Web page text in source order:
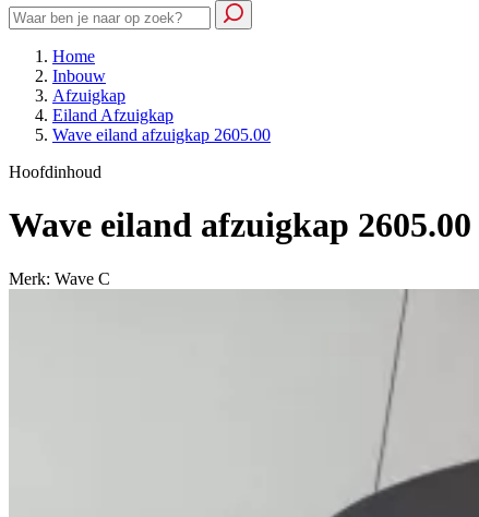
Home
Inbouw
Afzuigkap
Eiland Afzuigkap
Wave eiland afzuigkap 2605.00
Hoofdinhoud
Wave eiland afzuigkap 2605.00
Merk: Wave C